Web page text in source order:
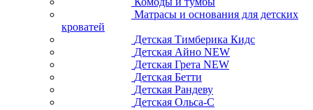
Матрасы и основания для детских
кроватей
Детская Тимберика Кидс
Детская Айно NEW
Детская Грета NEW
Детская Бетти
Детская Рандеву
Детская Ольса-С